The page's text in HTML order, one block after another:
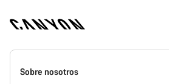
Canyon
Homepage
Sobre nosotros